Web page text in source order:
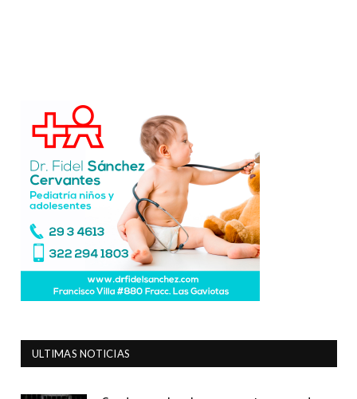
ULTIMAS NOTICIAS